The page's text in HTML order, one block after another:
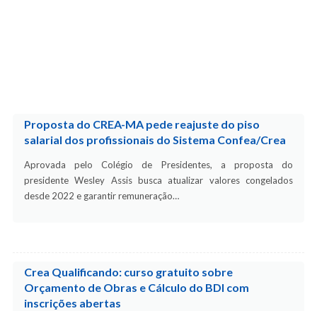
Proposta do CREA-MA pede reajuste do piso
salarial dos profissionais do Sistema Confea/Crea
Aprovada pelo Colégio de Presidentes, a proposta do
presidente Wesley Assis busca atualizar valores congelados
desde 2022 e garantir remuneração…
Crea Qualificando: curso gratuito sobre
Orçamento de Obras e Cálculo do BDI com
inscrições abertas